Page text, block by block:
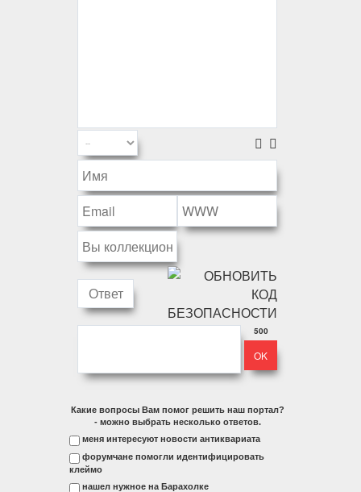
500
Какие вопросы Вам помог решить наш портал?
- можно выбрать несколько ответов.
меня интересуют новости антиквариата
форумчане помогли идентифицировать
клеймо
нашел нужное на Барахолке